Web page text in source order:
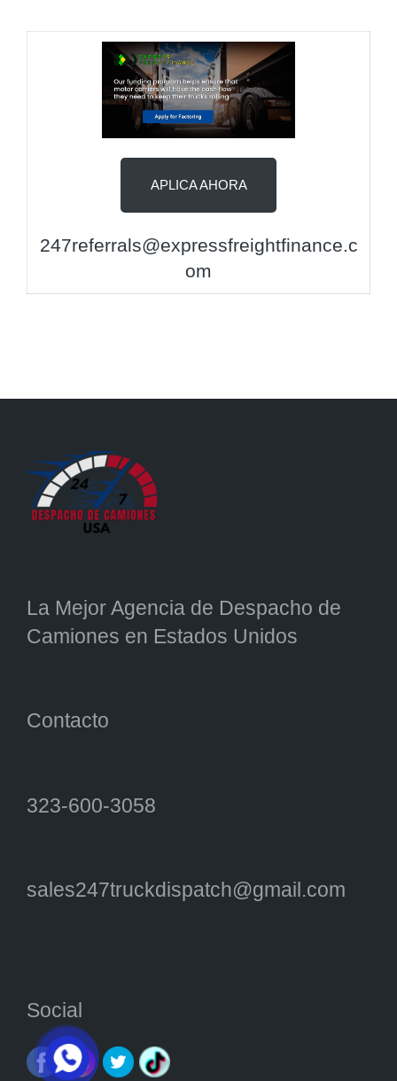
APLICA AHORA
247referrals@expressfreightfinance.c
om
La Mejor Agencia de Despacho de
Camiones en Estados Unidos
Contacto
323-600-3058
sales247truckdispatch@gmail.com
Social